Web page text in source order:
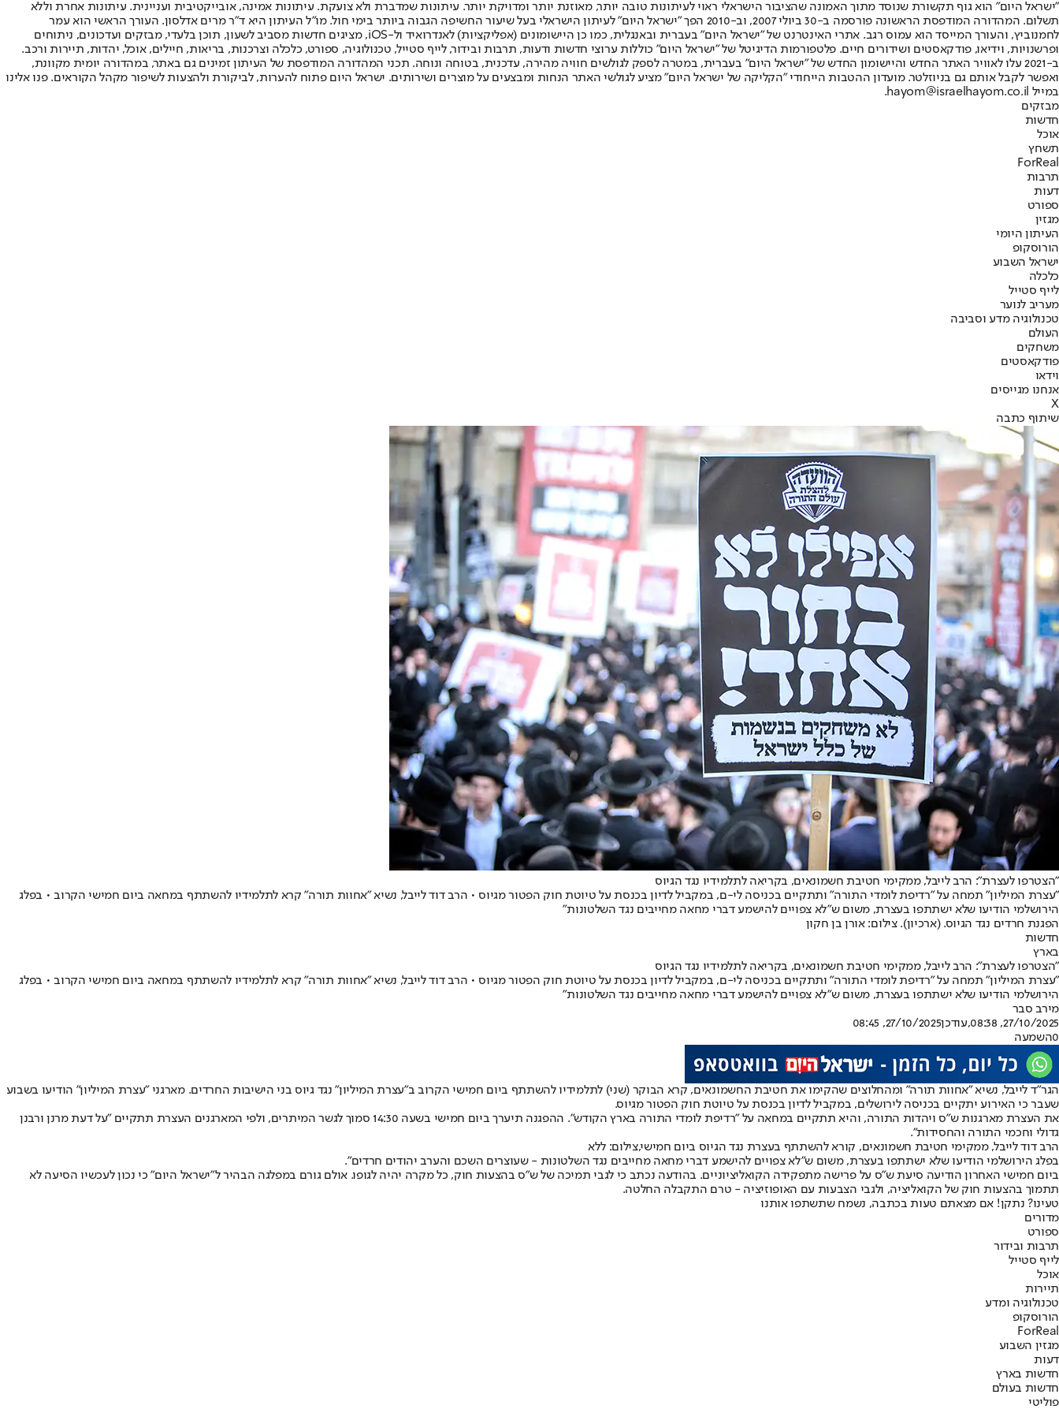
"ישראל היום" הוא גוף תקשורת שנוסד מתוך האמונה שהציבור הישראלי ראוי לעיתונות טובה יותר, מאוזנת יותר ומדויקת יותר. עיתונות שמדברת ולא צועקת. עיתונות אמינה, אובייקטיבית ועניינית. עיתונות אחרת וללא
תשלום. המהדורה המודפסת הראשונה פורסמה ב-30 ביולי 2007, וב-2010 הפך "ישראל היום" לעיתון הישראלי בעל שיעור החשיפה הגבוה ביותר בימי חול. מו"ל העיתון היא ד"ר מרים אדלסון. העורך הראשי הוא עמר
לחמנוביץ, והעורך המייסד הוא עמוס רגב. אתרי האינטרנט של "ישראל היום" בעברית ובאנגלית, כמו כן היישומונים (אפליקציות) לאנדרואיד ול-iOS, מציגים חדשות מסביב לשעון, תוכן בלעדי, מבזקים ועדכונים, ניתוחים
ופרשנויות, וידיאו, פודקאסטים ושידורים חיים. פלטפורמות הדיגיטל של "ישראל היום" כוללות ערוצי חדשות ודעות, תרבות ובידור, לייף סטייל, טכנולוגיה, ספורט, כלכלה וצרכנות, בריאות, חיילים, אוכל, יהדות, תיירות ורכב.
ב-2021 עלו לאוויר האתר החדש והיישומון החדש של "ישראל היום" בעברית, במטרה לספק לגולשים חוויה מהירה, עדכנית, בטוחה ונוחה. תכני המהדורה המודפסת של העיתון זמינים גם באתר, במהדורה יומית מקוונת,
ואפשר לקבל אותם גם בניוזלטר. מועדון ההטבות הייחודי "הקליקה של ישראל היום" מציע לגולשי האתר הנחות ומבצעים על מוצרים ושירותים. ישראל היום פתוח להערות, לביקורת ולהצעות לשיפור מקהל הקוראים. פנו אלינו
במייל hayom@israelhayom.co.il.
מבזקים
חדשות
אוכל
תשחץ
ForReal
תרבות
דעות
ספורט
מגזין
העיתון היומי
הורוסקופ
ישראל השבוע
כלכלה
לייף סטייל
מעריב לנוער
טכנולוגיה מדע וסביבה
העולם
משחקים
פודקאסטים
וידאו
אנחנו מגייסים
X
שיתוף כתבה
"הצטרפו לעצרת": הרב לייבל, ממקימי חטיבת חשמונאים, בקריאה לתלמידיו נגד הגיוס
"עצרת המיליון" תמחה על "רדיפת לומדי התורה" ותתקיים בכניסה לי-ם, במקביל לדיון בכנסת על טיוטת חוק הפטור מגיוס • הרב דוד לייבל, נשיא "אחוות תורה" קרא לתלמידיו להשתתף במחאה ביום חמישי הקרוב • בפלג
הירושלמי הודיעו שלא ישתתפו בעצרת, משום ש"לא צפויים להישמע דברי מחאה מחייבים נגד השלטונות"
הפגנת חרדים נגד הגיוס. (ארכיון). צילום: אורן בן חקון
חדשות
בארץ
"הצטרפו לעצרת": הרב לייבל, ממקימי חטיבת חשמונאים, בקריאה לתלמידיו נגד הגיוס
"עצרת המיליון" תמחה על "רדיפת לומדי התורה" ותתקיים בכניסה לי-ם, במקביל לדיון בכנסת על טיוטת חוק הפטור מגיוס • הרב דוד לייבל, נשיא "אחוות תורה" קרא לתלמידיו להשתתף במחאה ביום חמישי הקרוב • בפלג
הירושלמי הודיעו שלא ישתתפו בעצרת, משום ש"לא צפויים להישמע דברי מחאה מחייבים נגד השלטונות"
מירב סבר
27/10/2025, 08:38
,עודכן27/10/2025, 08:45
0השמעה
הגר"ד לייבל, נשיא "אחוות תורה" ומהחלוצים שהקימו את חטיבת החשמונאים, קרא הבוקר (שני) לתלמידיו להשתתף ביום חמישי הקרוב ב"עצרת המיליון" נגד גיוס בני הישיבות החרדים. מארגני "עצרת המיליון" הודיעו בשבוע
שעבר כי האירוע יתקיים בכניסה לירושלים, במקביל לדיון בכנסת על טיוטת חוק הפטור מגיוס.
את העצרת מארגנות ש"ס ויהדות התורה, והיא תתקיים במחאה על "רדיפת לומדי התורה בארץ הקודש". ההפגנה תיערך ביום חמישי בשעה 14:30 סמוך לגשר המיתרים, ולפי המארגנים העצרת תתקיים "על דעת מרנן ורבנן
גדולי וחכמי התורה והחסידות".
הרב דוד לייבל, ממקימי חטיבת חשמונאים, קורא להשתתף בעצרת נגד הגיוס ביום חמישי,צילום: ללא
בפלג הירושלמי הודיעו שלא ישתתפו בעצרת, משום ש"לא צפויים להישמע דברי מחאה מחייבים נגד השלטונות - שעוצרים השכם והערב יהודים חרדים".
ביום חמישי האחרון הודיעה סיעת ש"ס על פרישה מתפקידה הקואליציוניים. בהודעה נכתב כי לגבי תמיכה של ש"ס בהצעות חוק, כל מקרה יהיה לגופו. אולם גורם במפלגה הבהיר ל"ישראל היום" כי נכון לעכשיו הסיעה לא
תתמוך בהצעות חוק של הקואליציה, ולגבי הצבעות עם האופוזיציה - טרם התקבלה החלטה.
טעינו? נתקן! אם מצאתם טעות בכתבה, נשמח שתשתפו אותנו
מדורים
ספורט
תרבות ובידור
לייף סטייל
אוכל
תיירות
טכנולוגיה ומדע
הורוסקופ
ForReal
מגזין השבוע
דעות
חדשות בארץ
חדשות בעולם
פוליטי